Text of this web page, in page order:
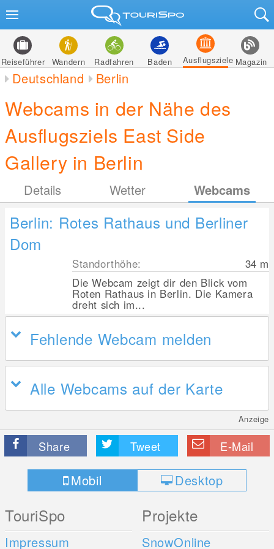
Reiseführer Wandern Radfahren Baden Ausflugsziele Magazin
Deutschland Berlin
Webcams in der Nähe des
Ausflugsziels East Side
Gallery in Berlin
Details Wetter Webcams
Berlin: Rotes Rathaus und Berliner
Dom
Standorthöhe: 34 m
Die Webcam zeigt dir den Blick vom
Roten Rathaus in Berlin. Die Kamera
dreht sich im...
Fehlende Webcam melden
Alle Webcams auf der Karte
Anzeige
Share Tweet E-Mail
Mobil Desktop
TouriSpo
Impressum
Projekte
SnowOnline